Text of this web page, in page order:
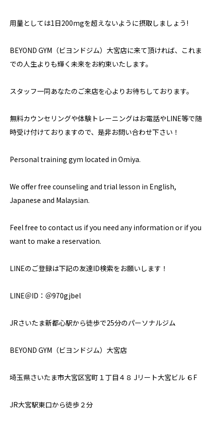
用量としては1日200mgを超えないように摂取しましょう!
BEYOND GYM（ビヨンドジム）大宮店に来て頂ければ、これま
での人生よりも輝く未来をお約束いたします。
スタッフ一同あなたのご来店を心よりお待ちしております。
無料カウンセリングや体験トレーニングはお電話やLINE等で随
時受け付けておりますので、是非お問い合わせ下さい！
Personal training gym located in Omiya.
We offer free counseling and trial lesson in English,
Japanese and Malaysian.
Feel free to contact us if you need any information or if you
want to make a reservation.
LINEのご登録は下記の友達ID検索をお願いします！
LINE＠ID：＠970gjbel
JRさいたま新都心駅から徒歩で25分のパーソナルジム
BEYOND GYM（ビヨンドジム）大宮店
埼玉県さいたま市大宮区宮町１丁目４８ Jリート大宮ビル ６F
JR大宮駅東口から徒歩２分